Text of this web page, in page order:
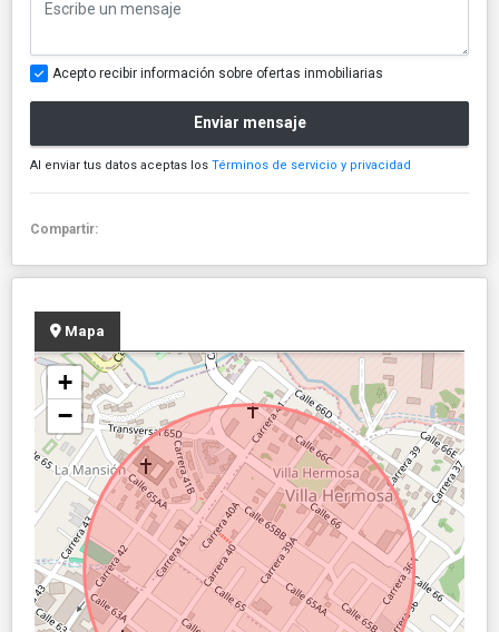
Acepto recibir información sobre ofertas inmobiliarias
Enviar mensaje
Al enviar tus datos aceptas los Términos de servicio y privacidad
Compartir:
Mapa
+
−